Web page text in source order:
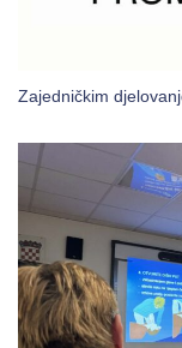
Zajedničkim